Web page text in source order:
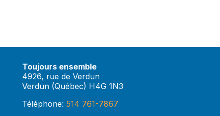
Toujours ensemble
4926, rue de Verdun
Verdun (Québec) H4G 1N3
Téléphone: 514 761-7867